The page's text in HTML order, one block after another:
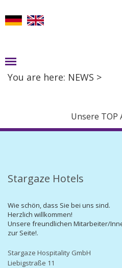
You are here: NEWS >
Unsere TOP
Stargaze Hotels
Wie schön, dass Sie bei uns sind.
Herzlich willkommen!
Unsere freundlichen Mitarbeiter/
zur Seite!.
Stargaze Hospitality GmbH
Liebigstraße 11